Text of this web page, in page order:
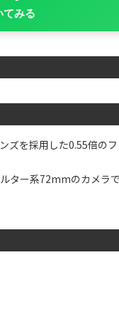
9/30 10/1 10/2
10/7 10/8 10/9
10/14
◎
10/15
◎
10/16
◎
◎ ◎ ◎
てみる
ズを採用した0.55倍の
ター系72mmのカメラで